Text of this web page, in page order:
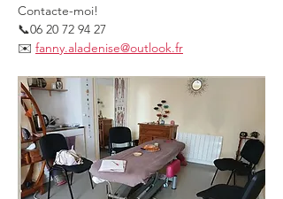
Contacte-moi!
📞06 20 72 94 27
✉️ fanny.aladenise@outlook.fr